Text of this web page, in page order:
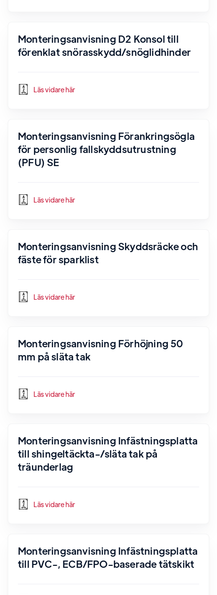
Monteringsanvisning D2 Konsol till
förenklat snörasskydd/snöglidhinder
Läs vidare här
Monteringsanvisning Förankringsögla
för personlig fallskyddsutrustning
(PFU) SE
Läs vidare här
Monteringsanvisning Skyddsräcke och
fäste för sparklist
Läs vidare här
Monteringsanvisning Förhöjning 50
mm på släta tak
Läs vidare här
Monteringsanvisning Infästningsplatta
till shingeltäckta-/släta tak på
träunderlag
Läs vidare här
Monteringsanvisning Infästningsplatta
till PVC-, ECB/FPO-baserade tätskikt